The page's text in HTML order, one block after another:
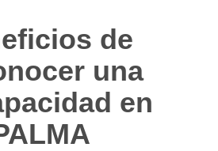
de
una
en